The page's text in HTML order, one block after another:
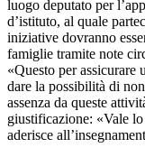
luogo deputato per
d’istituto, al quale
iniziative dovranno
famiglie tramite note
«Questo per assicurare
dare la possibilità di
assenza da queste
giustificazione: «Vale
aderisce